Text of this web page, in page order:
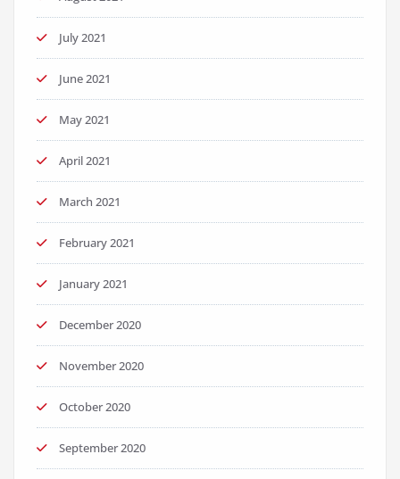
July 2021
June 2021
May 2021
April 2021
March 2021
February 2021
January 2021
December 2020
November 2020
October 2020
September 2020